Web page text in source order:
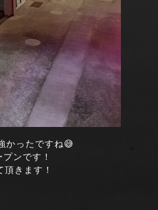
かったですね😅
ンです！
きます！